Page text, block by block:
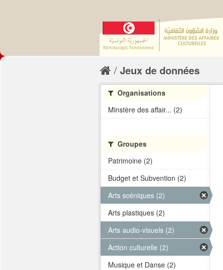
Jeux de données
Organisations
Minstère des affair... (2)
Groupes
Patrimoine (2)
Budget et Subvention (2)
Arts scéniques (2)
Arts plastiques (2)
Arts audio-visuels (2)
Action culturelle (2)
Musique et Danse (2)